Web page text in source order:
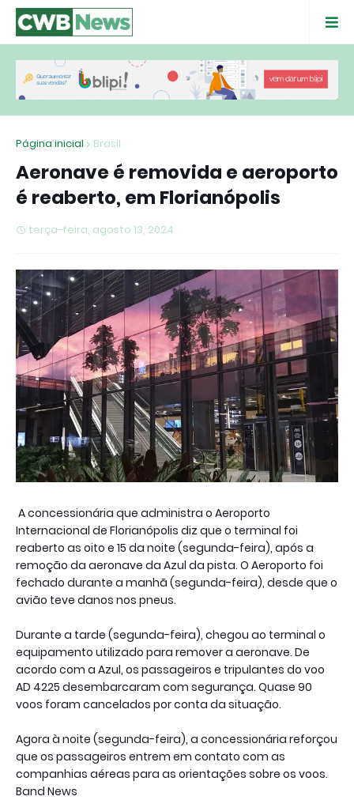
Página inicial Brasil
Aeronave é removida e aeroporto
é reaberto, em Florianópolis
terça-feira, agosto 13, 2024
A concessionária que administra o Aeroporto
Internacional de Florianópolis diz que o terminal foi
reaberto as oito e 15 da noite (segunda-feira), após a
remoção da aeronave da Azul da pista. O Aeroporto foi
fechado durante a manhã (segunda-feira), desde que o
avião teve danos nos pneus.
Durante a tarde (segunda-feira), chegou ao terminal o
equipamento utilizado para remover a aeronave. De
acordo com a Azul, os passageiros e tripulantes do voo
AD 4225 desembarcaram com segurança. Quase 90
voos foram cancelados por conta da situação.
Agora à noite (segunda-feira), a concessionária reforçou
que os passageiros entrem em contato com as
companhias aéreas para as orientações sobre os voos.
Band News